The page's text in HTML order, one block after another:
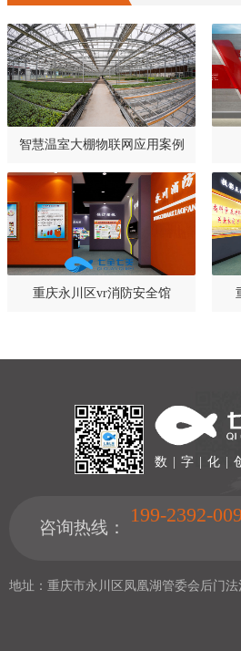
智慧温室大棚物联网应用案例
重庆永川区vr消防安全馆
数 | 字 | 化 |
咨询热线：
199-2392-
地址：重庆市永川区凤凰湖管委会后门